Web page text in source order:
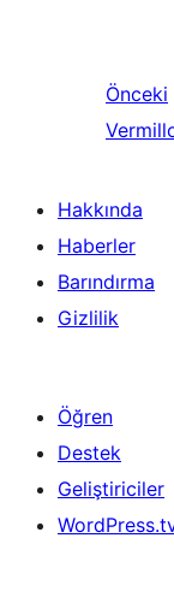
Önceki
Hakkında
Haberler
Barındırma
Gizlilik
Öğren
Destek
Geliştiriciler